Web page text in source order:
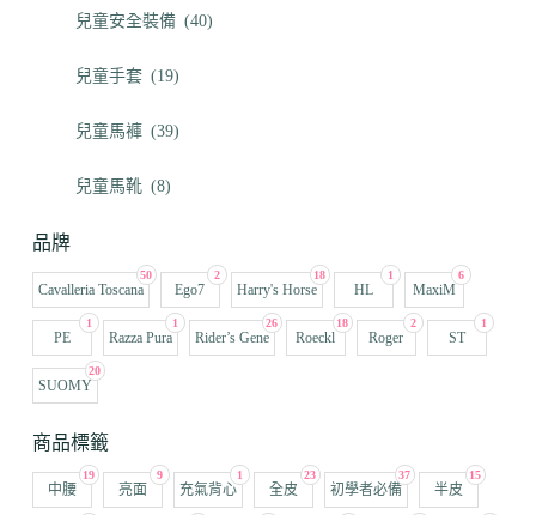
兒童安全裝備 (40)
兒童手套 (19)
兒童馬褲 (39)
兒童馬靴 (8)
品牌
50
Cavalleria Toscana
2
Ego7
18
Harry's Horse
1
HL
6
MaxiM
1
PE
1
Razza Pura
26
Rider’s Gene
18
Roeckl
2
Roger
1
ST
20
SUOMY
商品標籤
19
中腰
9
亮面
1
充氣背心
23
全皮
37
初學者必備
15
半皮